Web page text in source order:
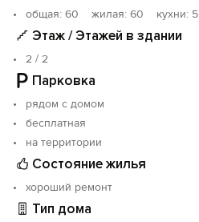
oбщая: 60 жилая: 60 кухни: 5
Этаж / Этажей в здании
2 / 2
Парковка
рядом с домом
бесплатная
на территории
Состояние жилья
хороший ремонт
Тип дома